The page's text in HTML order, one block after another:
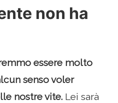
non ha
essere molto
senso voler
nostre vite. Lei sarà